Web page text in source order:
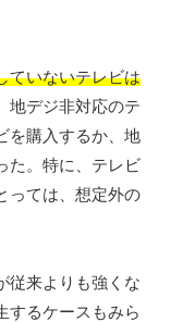
ていないテレビは
地デジ非対応のテ
を購入するか、地
た。特に、テレビ
っては、想定外の
従来よりも強くな
するケースもみら